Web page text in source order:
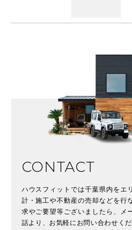
CONTACT
ハウスフィットでは千葉県内をエ
計・施工や不動産の売却などを行
求やご要望等ございましたら、メ
話より、お気軽にお問い合わせくだ